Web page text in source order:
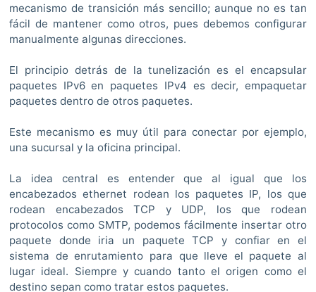
mecanismo de transición más sencillo; aunque no es tan
fácil de mantener como otros, pues debemos configurar
manualmente algunas direcciones.
El principio detrás de la tunelización es el encapsular
paquetes IPv6 en paquetes IPv4 es decir, empaquetar
paquetes dentro de otros paquetes.
Este mecanismo es muy útil para conectar por ejemplo,
una sucursal y la oficina principal.
La idea central es entender que al igual que los
encabezados ethernet rodean los paquetes IP, los que
rodean encabezados TCP y UDP, los que rodean
protocolos como SMTP, podemos fácilmente insertar otro
paquete donde iria un paquete TCP y confiar en el
sistema de enrutamiento para que lleve el paquete al
lugar ideal. Siempre y cuando tanto el origen como el
destino sepan como tratar estos paquetes.